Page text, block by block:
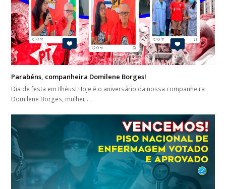
Parabéns, companheira Domilene Borges!
Dia de festa em Ilhéus! Hoje é o aniversário da nossa companheira
Domilene Borges, mulher…